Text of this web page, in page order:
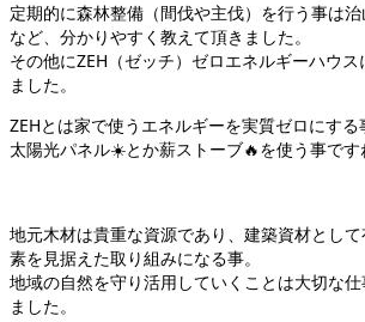
定期的に森林整備（間伐や主伐）を行う事は
など、分かりやすく教えて頂きました。
その他にZEH（ゼッチ）ゼロエネルギーハウ
ました。
ZEHとは家で使うエネルギーを実質ゼロにする
太陽光パネル☀️とか薪ストーブ🔥を使う事です
地元木材は貴重な資源であり、建築資材とし
素を見据えた取り組みになる事。
地域の自然を守り活用していくことは大切な
ました。